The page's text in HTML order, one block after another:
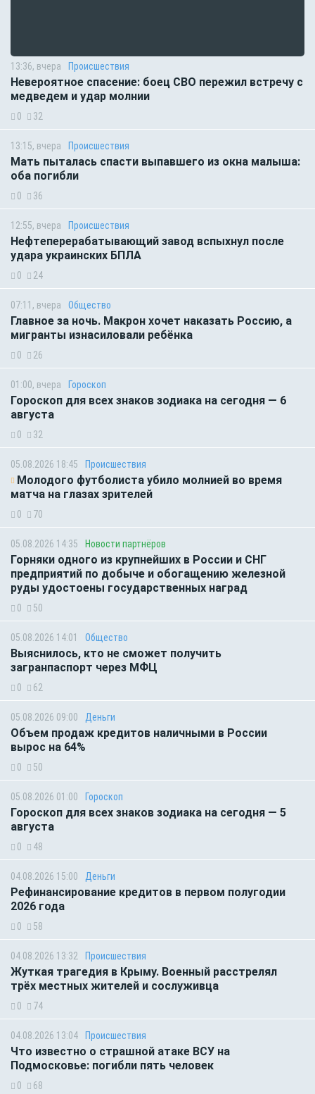
13:36, вчера Происшествия
Невероятное спасение: боец СВО пережил встречу с
медведем и удар молнии
0 32
13:15, вчера Происшествия
Мать пыталась спасти выпавшего из окна малыша:
оба погибли
0 36
12:55, вчера Происшествия
Нефтеперерабатывающий завод вспыхнул после
удара украинских БПЛА
0 24
07:11, вчера Общество
Главное за ночь. Макрон хочет наказать Россию, а
мигранты изнасиловали ребёнка
0 26
01:00, вчера Гороскоп
Гороскоп для всех знаков зодиака на сегодня — 6
августа
0 32
05.08.2026 18:45 Происшествия
Молодого футболиста убило молнией во время
матча на глазах зрителей
0 70
05.08.2026 14:35 Новости партнёров
Горняки одного из крупнейших в России и СНГ
предприятий по добыче и обогащению железной
руды удостоены государственных наград
0 50
05.08.2026 14:01 Общество
Выяснилось, кто не сможет получить
загранпаспорт через МФЦ
0 62
05.08.2026 09:00 Деньги
Объем продаж кредитов наличными в России
вырос на 64%
0 50
05.08.2026 01:00 Гороскоп
Гороскоп для всех знаков зодиака на сегодня — 5
августа
0 48
04.08.2026 15:00 Деньги
Рефинансирование кредитов в первом полугодии
2026 года
0 58
04.08.2026 13:32 Происшествия
Жуткая трагедия в Крыму. Военный расстрелял
трёх местных жителей и сослуживца
0 74
04.08.2026 13:04 Происшествия
Что известно о страшной атаке ВСУ на
Подмосковье: погибли пять человек
0 68